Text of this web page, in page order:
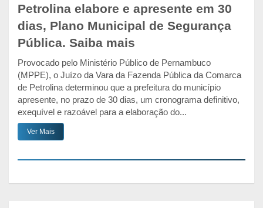
Petrolina elabore e apresente em 30
dias, Plano Municipal de Segurança
Pública. Saiba mais
Provocado pelo Ministério Público de Pernambuco
(MPPE), o Juízo da Vara da Fazenda Pública da Comarca
de Petrolina determinou que a prefeitura do município
apresente, no prazo de 30 dias, um cronograma definitivo,
exequível e razoável para a elaboração do...
Ver Mais